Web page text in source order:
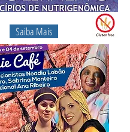
Saiba Mais